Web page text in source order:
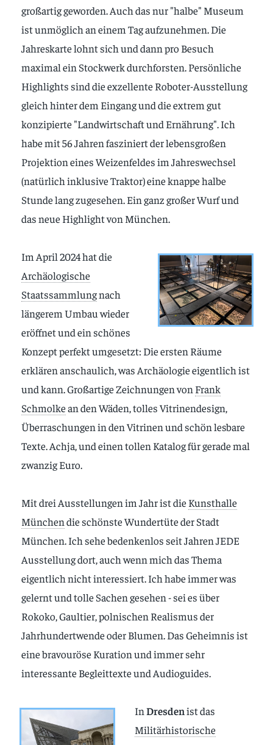
großartig geworden. Auch das nur "halbe" Museum
ist unmöglich an einem Tag aufzunehmen. Die
Jahreskarte lohnt sich und dann pro Besuch
maximal ein Stockwerk durchforsten. Persönliche
Highlights sind die exzellente Roboter-Ausstellung
gleich hinter dem Eingang und die extrem gut
konzipierte "Landwirtschaft und Ernährung". Ich
habe mit 56 Jahren fasziniert der lebensgroßen
Projektion eines Weizenfeldes im Jahreswechsel
(natürlich inklusive Traktor) eine knappe halbe
Stunde lang zugesehen. Ein ganz großer Wurf und
das neue Highlight von München.
Im April 2024 hat die
Archäologische
Staatssammlungnach
längerem Umbau wieder
eröffnet und ein schönes
Konzept perfekt umgesetzt: Die ersten Räume
erklären anschaulich, was Archäologie eigentlich ist
und kann. Großartige Zeichnungen von Frank
Schmolkean den Wäden, tolles Vitrinendesign,
Überraschungen in den Vitrinen und schön lesbare
Texte. Achja, und einen tollen Katalog für gerade mal
zwanzig Euro.
Mit drei Ausstellungen im Jahr ist dieKunsthalle
Münchendie schönste Wundertüte der Stadt
München. Ich sehe bedenkenlos seit Jahren JEDE
Ausstellung dort, auch wenn mich das Thema
eigentlich nicht interessiert. Ich habe immer was
gelernt und tolle Sachen gesehen - sei es über
Rokoko, Gaultier, polnischen Realismus der
Jahrhundertwende oder Blumen. Das Geheimnis ist
eine bravouröse Kuration und immer sehr
interessante Begleittexte und Audioguides.
InDresdenist das
Militärhistorische